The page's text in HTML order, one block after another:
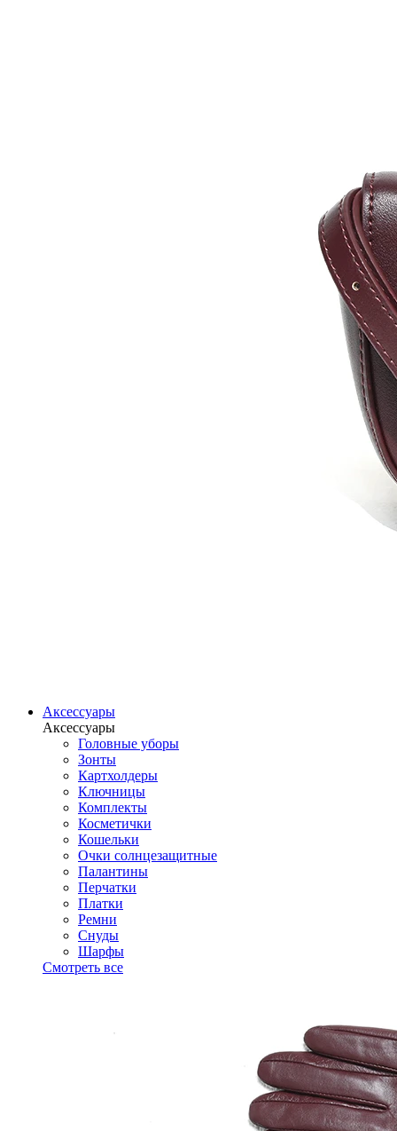
Аксессуары
Аксессуары
Головные уборы
Зонты
Картхолдеры
Ключницы
Комплекты
Косметички
Кошельки
Очки солнцезащитные
Палантины
Перчатки
Платки
Ремни
Снуды
Шарфы
Смотреть все